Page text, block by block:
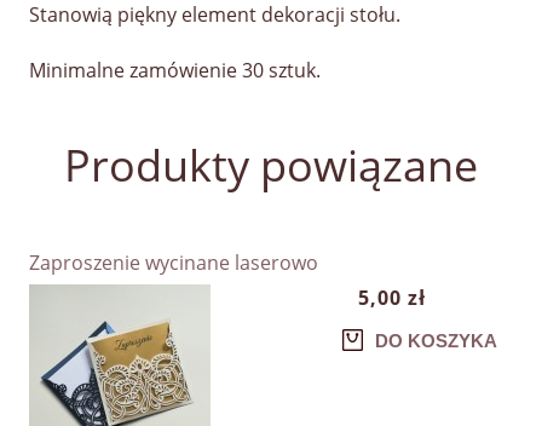
Stanowią piękny element dekoracji stołu.
Minimalne zamówienie 30 sztuk.
Produkty powiązane
Zaproszenie wycinane laserowo
5,00 zł
DO KOSZYKA